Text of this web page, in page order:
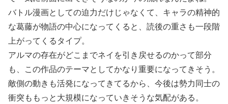
バトル漫画としての迫力だけじゃなくて、キャラの精神的
な葛藤が物語の中心になってくると、読後の重さも一段階
上がってくるタイプ。
アルマの存在がどこまでネイを引き戻せるのかって部分
も、この作品のテーマとしてかなり重要になってきそう。
敵側の動きも活発になってきてるから、今後は勢力同士の
衝突ももっと大規模になっていきそうな気配がある。